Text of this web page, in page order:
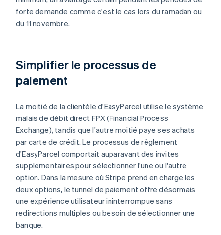
forte demande comme c'est le cas lors du ramadan ou
du 11 novembre.
Simplifier le processus de
paiement
La moitié de la clientèle d'EasyParcel utilise le système
malais de débit direct FPX (Financial Process
Exchange), tandis que l'autre moitié paye ses achats
par carte de crédit. Le processus de règlement
d'EasyParcel comportait auparavant des invites
supplémentaires pour sélectionner l'une ou l'autre
option. Dans la mesure où Stripe prend en charge les
deux options, le tunnel de paiement offre désormais
une expérience utilisateur ininterrompue sans
redirections multiples ou besoin de sélectionner une
banque.